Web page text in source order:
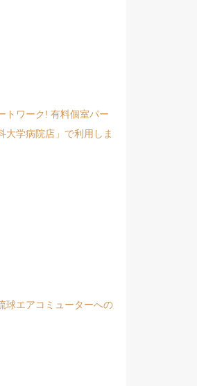
トワーク! 有料個室パー
大学病院店」で利用しま
球エアコミューターへの